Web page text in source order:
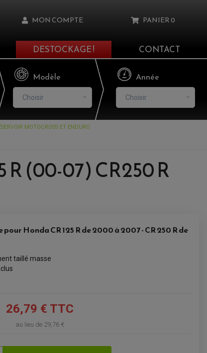
MON COMPTE PANIER0
Il n'y a aucun produit dans votre panier
DESTOCKAGE ! CONTACT
Modèle
Choisir
Année
Choisir
MOTOCROSS ET ENDURO
R (00-07) CR250 R
Honda CR 125 R de 2000 à 2007 - CR 250 R de
taillé masse
26,79 € TTC
au lieu de 29,76 €